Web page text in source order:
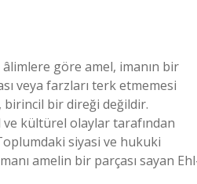
âlimlere göre amel, imanın bir
veya farzları terk etmemesi
bir direği değildir.
ve kültürel olaylar tarafından
siyasi ve hukuki
amelin bir parçası sayan